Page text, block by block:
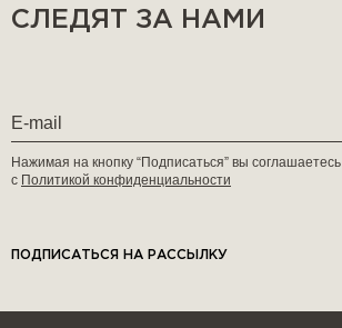
СЛЕДЯТ ЗА НАМИ
Нажимая на кнопку “Подписаться” вы соглашаетесь
с Политикой конфиденциальности
ПОДПИСАТЬСЯ НА РАССЫЛКУ